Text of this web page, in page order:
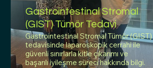
Gastrointestinal Stromal
(GIST) Tümör Tedavi
Gastrointestinal Stromal Tümör (GIST)
tedavisinde laparoskopik cerrahi ile
güvenli sınırlarla kitle çıkarımı ve
başarılı iyileşme süreci hakkında bilgi.